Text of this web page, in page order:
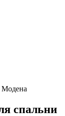
Модена
спальни